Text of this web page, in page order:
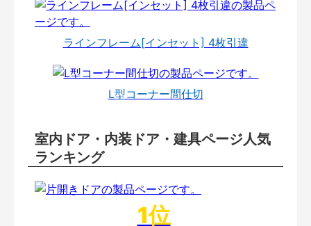
ラインフレーム[インセット] 4枚引違
L型コーナー間仕切
室内ドア・内装ドア・建具ページ人気
ランキング